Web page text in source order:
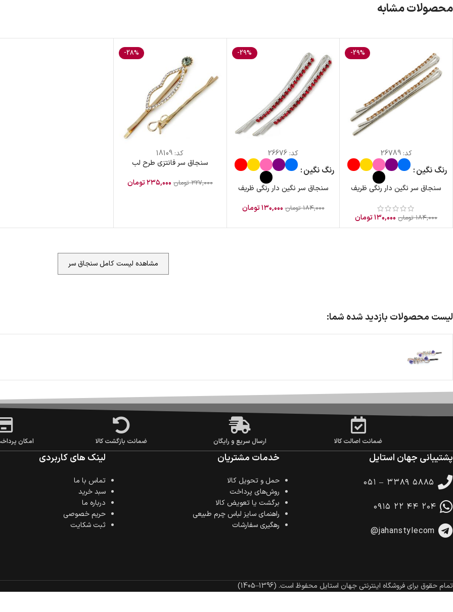
محصولات مشابه
-29%
کد:26789
رنگ نگین
سنجاق سر نگین دار رنگی ظریف
۱۸۴,۰۰۰ تومان ۱۳۰,۰۰۰تومان
-29%
کد: 26676
رنگ نگین
سنجاق سر نگین دار رنگی ظریف
۱۸۴,۰۰۰ تومان ۱۳۰,۰۰۰تومان
-28%
کد: 18109
سنجاق سر فانتزی طرح لب
۳۲۷,۰۰۰ تومان ۲۳۵,۰۰۰تومان
مشاهده لیست کامل سنجاق سر
لیست محصولات بازدید شده شما:
ضمانت اصالت کالا ارسال سریع و رایگان ضمانت بازگشت کالا امکان
پشتیبانی جهان استایل
۰۵۱ – ۳۳۸۹ ۵۸۸۵
۰۹۱۵ ۲۲ ۴۴ ۲۰۴
@jahanstylecom
خدمات مشتریان
حمل‌ و تحویل کالا
روش‌های پرداخت
برگشت یا تعویض کالا
راهنمای سایز لباس چرم طبیعی
رهگیری سفارشات
لینک های کاربردی
تماس با ما
سبد خرید
درباره ما
حریم خصوصی
ثبت شکایت
تمام حقوق برای فروشگاه اینترنتی جهان استایل محفوظ است. (1396–1405)